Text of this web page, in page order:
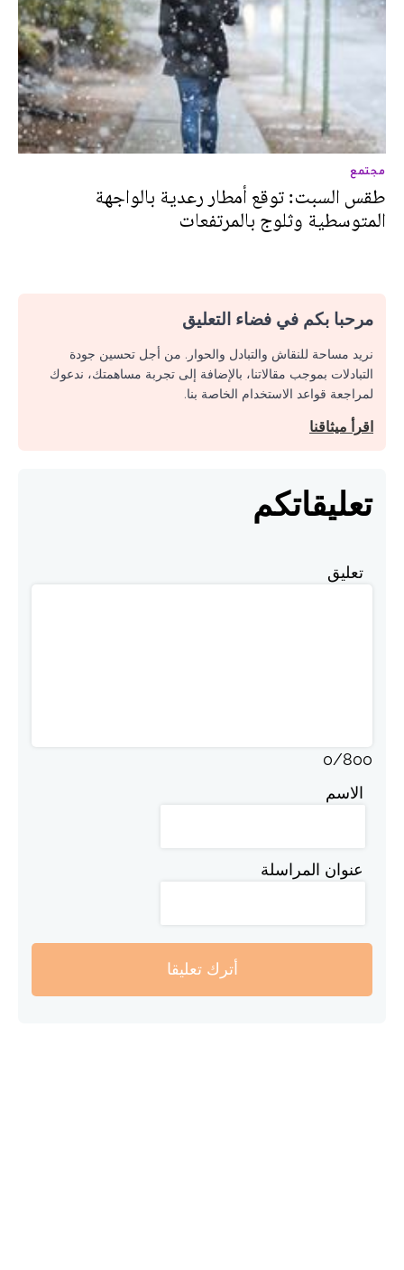
مجتمع
طقس السبت: توقع أمطار رعدية بالواجهة
المتوسطية وثلوج بالمرتفعات
مرحبا بكم في فضاء التعليق
نريد مساحة للنقاش والتبادل والحوار. من أجل تحسين جودة
التبادلات بموجب مقالاتنا، بالإضافة إلى تجربة مساهمتك، ندعوك
لمراجعة قواعد الاستخدام الخاصة بنا.
اقرأ ميثاقنا
تعليقاتكم
تعليق
0/800
الاسم
عنوان المراسلة
أترك تعليقا